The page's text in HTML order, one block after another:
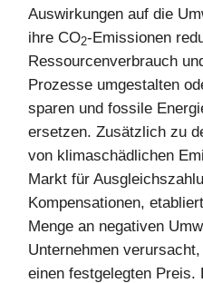
Auswirkungen auf die
ihre CO2-Emissionen
Ressourcenverbrauch
Prozesse umgestalten
sparen und fossile
ersetzen. Zusätzlich zu
von klimaschädlichen
Markt für
Kompensationen,
Menge an negativen
Unternehmen
einen festgelegten Preis.